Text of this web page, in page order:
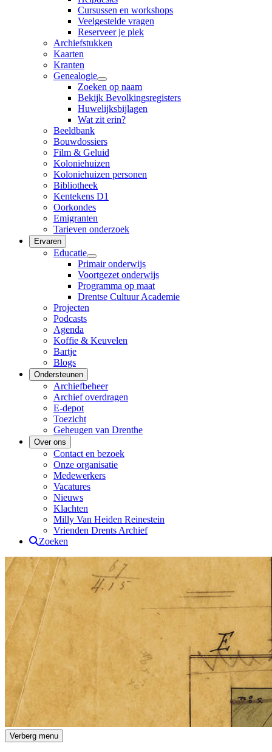
Cursussen en workshops
Veelgestelde vragen
Reserveer je plek
Archiefstukken
Kaarten
Kranten
Genealogie
Zoeken op naam
Bekijk Bevolkingsregisters
Huwelijksbijlagen
Wat zit erin?
Beeldbank
Bouwdossiers
Film & Geluid
Koloniehuizen
Koloniehuizen personen
Bibliotheek
Kentekens D1
Oorkondes
Emigranten
Tarieven onderzoek
Ervaren
Educatie
Primair onderwijs
Voortgezet onderwijs
Programma op maat
Drentse Cultuur Academie
Projecten
Podcasts
Agenda
Koffie & Keuvelen
Bartje
Blogs
Ondersteunen
Archiefbeheer
Archief overdragen
E-depot
Toezicht
Geheugen van Drenthe
Over ons
Contact en bezoek
Onze organisatie
Medewerkers
Vacatures
Nieuws
Klachten
Milly Van Heiden Reinestein
Vrienden Drents Archief
Zoeken
Drents Archief
Verberg menu